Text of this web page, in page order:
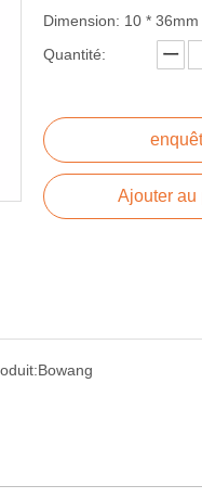
Dimension: 10 * 36mm
Quantité:
Ajouter au
Bowang